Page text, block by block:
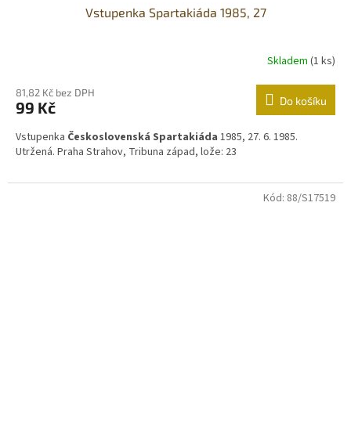
Vstupenka Spartakiáda 1985, 27
Skladem (1 ks)
81,82 Kč bez DPH
99 Kč Do košíku
Vstupenka Československá Spartakiáda 1985, 27. 6. 1985.
Utržená. Praha Strahov, Tribuna západ, lože: 23
Kód: 88/S17519